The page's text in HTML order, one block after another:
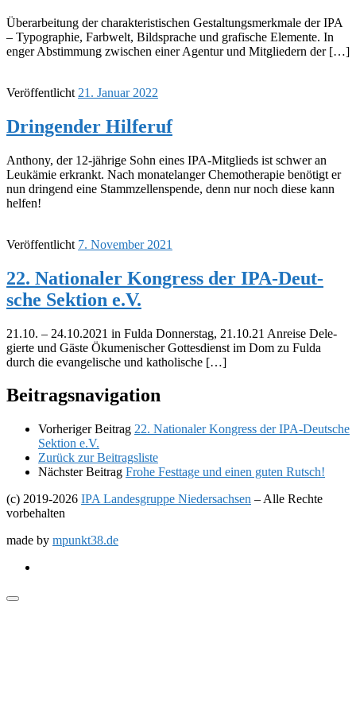
Über­ar­bei­tung der charak­te­ris­ti­schen Gestal­tungs­merk­male der IPA
– Typo­gra­phie, Farb­welt, Bild­spra­che und grafi­sche Elemente. In
enger Abstim­mung zwischen einer Agen­tur und Mitglie­dern der […]
Veröffentlicht 21. Januar 2022
Drin­gen­der Hilfe­ruf
Anthony, der 12-jährige Sohn eines IPA-Mitglieds ist schwer an
Leuk­ämie erkrankt. Nach mona­te­lan­ger Chemo­the­ra­pie benö­tigt er
nun drin­gend eine Stamm­zel­len­spende, denn nur noch diese kann
helfen!
Veröffentlicht 7. November 2021
22. Natio­na­ler Kongress der IPA-Deut­
sche Sektion e.V.
21.10. – 24.10.2021 in Fulda Donners­tag, 21.10.21 Anreise Dele­
gierte und Gäste Ökume­ni­scher Gottes­dienst im Dom zu Fulda
durch die evan­ge­li­sche und katho­li­sche […]
Beitragsnavigation
Vorheriger Beitrag 22. Natio­na­ler Kongress der IPA-Deut­sche
Sektion e.V.
Zurück zur Beitragsliste
Nächster Beitrag Frohe Fest­tage und einen guten Rutsch!
(c) 2019-2026 IPA Landesgruppe Niedersachsen – Alle Rechte
vorbehalten
made by mpunkt38.de